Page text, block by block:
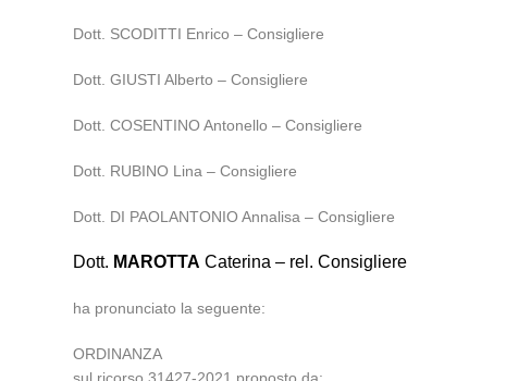
Dott. SCODITTI Enrico – Consigliere
Dott. GIUSTI Alberto – Consigliere
Dott. COSENTINO Antonello – Consigliere
Dott. RUBINO Lina – Consigliere
Dott. DI PAOLANTONIO Annalisa – Consigliere
Dott. MAROTTA Caterina – rel. Consigliere
ha pronunciato la seguente:
ORDINANZA